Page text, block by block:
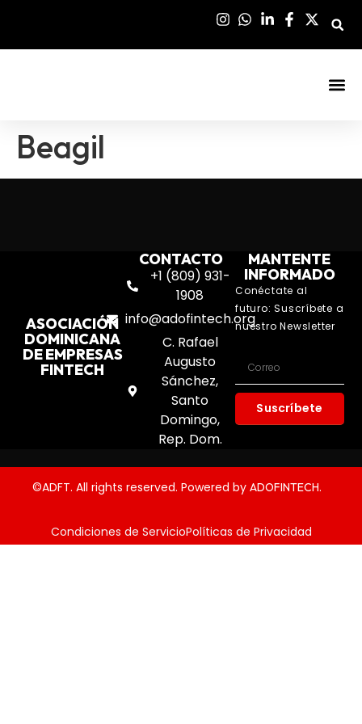
Beagil
ASOCIACIÓN
DOMINICANA
DE EMPRESAS
FINTECH
CONTACTO
+1 (809) 931-
1908
info@adofintech.org
C. Rafael
Augusto
Sánchez,
Santo
Domingo,
Rep. Dom.
MANTENTE
INFORMADO
Conéctate al
futuro: Suscríbete a
nuestro Newsletter
Suscríbete
©ADFT. All rights reserved. Powered by ADOFINTECH.
Condiciones de ServicioPolíticas de Privacidad